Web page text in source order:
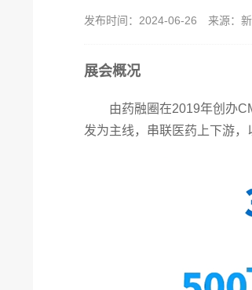
发布时间：2024-06-26 来源：
展会概况
由药融圈在2019年创办
发为主线，串联医药上下游，